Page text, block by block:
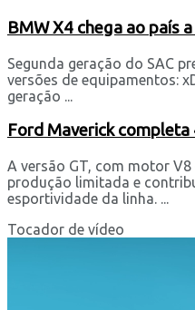
BMW X4 chega ao país
Segunda geração do SAC
versões de equipamentos:
geração ...
Ford Maverick completa
A versão GT, com motor
produção limitada e
esportividade da linha. ...
Tocador de vídeo